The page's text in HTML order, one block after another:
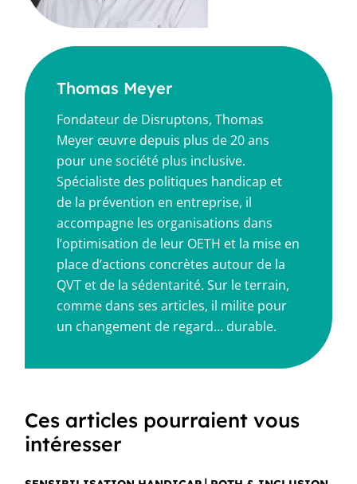
Thomas Meyer
Fondateur de Disruptons, Thomas
Meyer œuvre depuis plus de 20 ans
pour une société plus inclusive.
Spécialiste des politiques handicap et
de la prévention en entreprise, il
accompagne les organisations dans
l’optimisation de leur OETH et la mise en
place d’actions concrètes autour de la
QVT et de la sédentarité. Sur le terrain,
comme dans ses articles, il milite pour
un changement de regard… durable.
Ces articles pourraient vous
intéresser